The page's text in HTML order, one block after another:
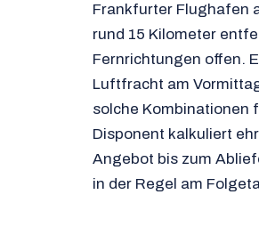
Frankfurter Flughafen
rund 15 Kilometer
Fernrichtungen offen.
Luftfracht am
solche Kombinationen
Disponent kalkuliert
Angebot bis zum
in der Regel am